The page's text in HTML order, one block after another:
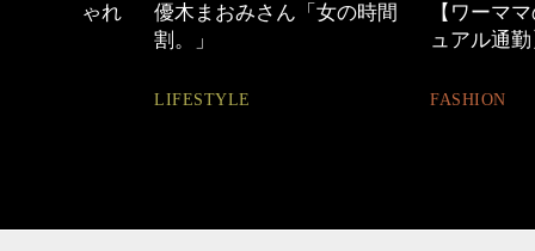
優木まおみさん「女の時間
LIFESTYLE
【ワーママのきれ
ュアル通勤】
FASHION